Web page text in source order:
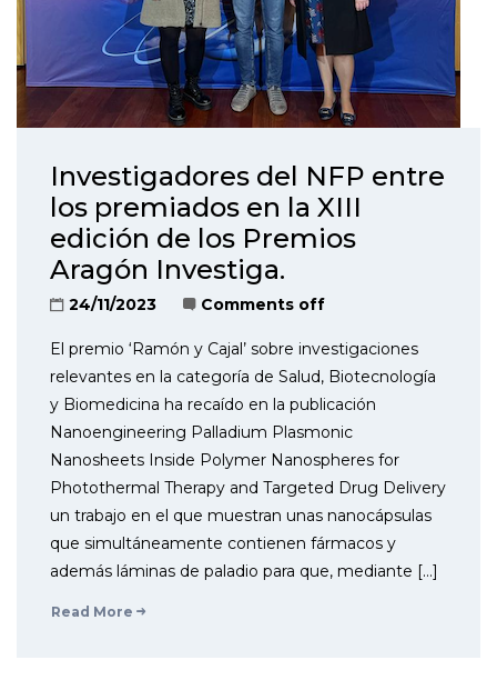
Investigadores del NFP entre
los premiados en la XIII
edición de los Premios
Aragón Investiga.
24/11/2023 Comments off
El premio ‘Ramón y Cajal’ sobre investigaciones
relevantes en la categoría de Salud, Biotecnología
y Biomedicina ha recaído en la publicación
Nanoengineering Palladium Plasmonic
Nanosheets Inside Polymer Nanospheres for
Photothermal Therapy and Targeted Drug Delivery
un trabajo en el que muestran unas nanocápsulas
que simultáneamente contienen fármacos y
además láminas de paladio para que, mediante […]
Read More